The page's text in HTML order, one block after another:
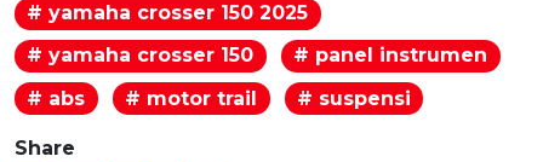
# yamaha crosser 150 2025
# yamaha crosser 150
# panel instrumen
# abs
# motor trail # suspensi
Share